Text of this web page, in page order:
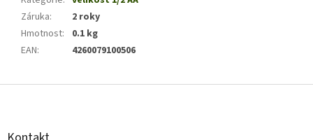
Záruka:
2 roky
Hmotnost:
0.1 kg
EAN: 4260079100506
Z